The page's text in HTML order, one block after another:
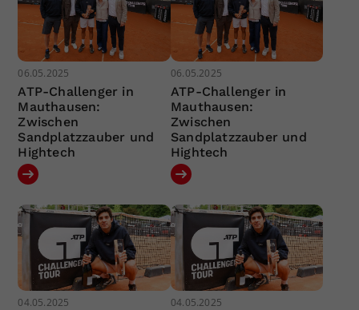
06.05.2025
ATP-Challenger in
Mauthausen:
Zwischen
Sandplatzzauber und
Hightech
06.05.2025
ATP-Challenger in
Mauthausen:
Zwischen
Sandplatzzauber und
Hightech
04.05.2025 04.05.2025